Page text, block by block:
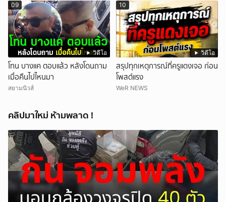
วิดีโอ
09
โทน บางแค ตอบแล้ว หลังโดนถาม
เมื่อคืนไปไหนมา
สยามนิวส์
วิดีโอ
10
สรุปทุกเหตุการณ์ที่ครูแดงเจอ ก่อน
โพสต์แรง
WeR NEWS
คลิปมาใหม่ ห้ามพลาด !